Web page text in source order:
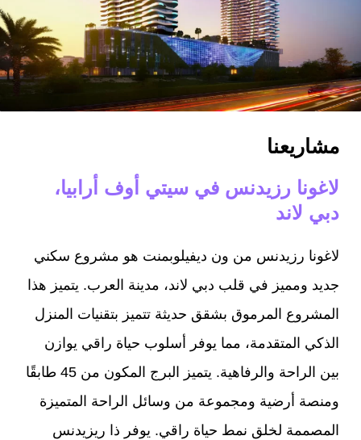
مشاريعنا
لاغونا رزيدنس في سيتي أوف أرابيا،
دبي لاند
لاغونا رزيدنس من ون ديفيلوبمنت هو مشروع سكني
جديد ومميز في قلب دبي لاند، مدينة العرب. يتميز هذا
المشروع المرموق بشقق حديثة تتميز بتقنيات المنزل
الذكي المتقدمة، مما يوفر أسلوب حياة راقي يوازن
بين الراحة والرفاهية. يتميز البرج المكون من 45 طابقًا
ومنصة أرضية ومجموعة من وسائل الراحة المتميزة
المصممة لخلق نمط حياة راقي. يوفر ذا ريزيدنس